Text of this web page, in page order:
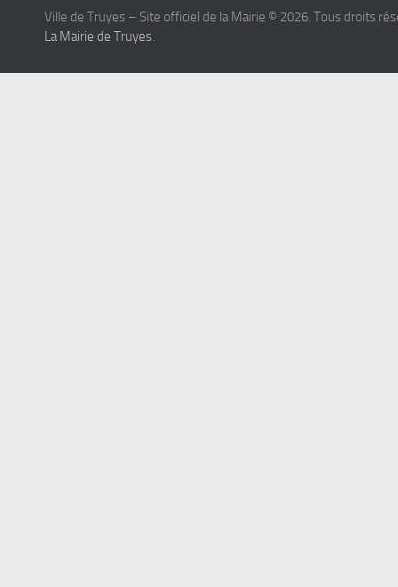
Ville de Truyes – Site officiel de la Mairie © 2026. Tous droits
La Mairie de Truyes.